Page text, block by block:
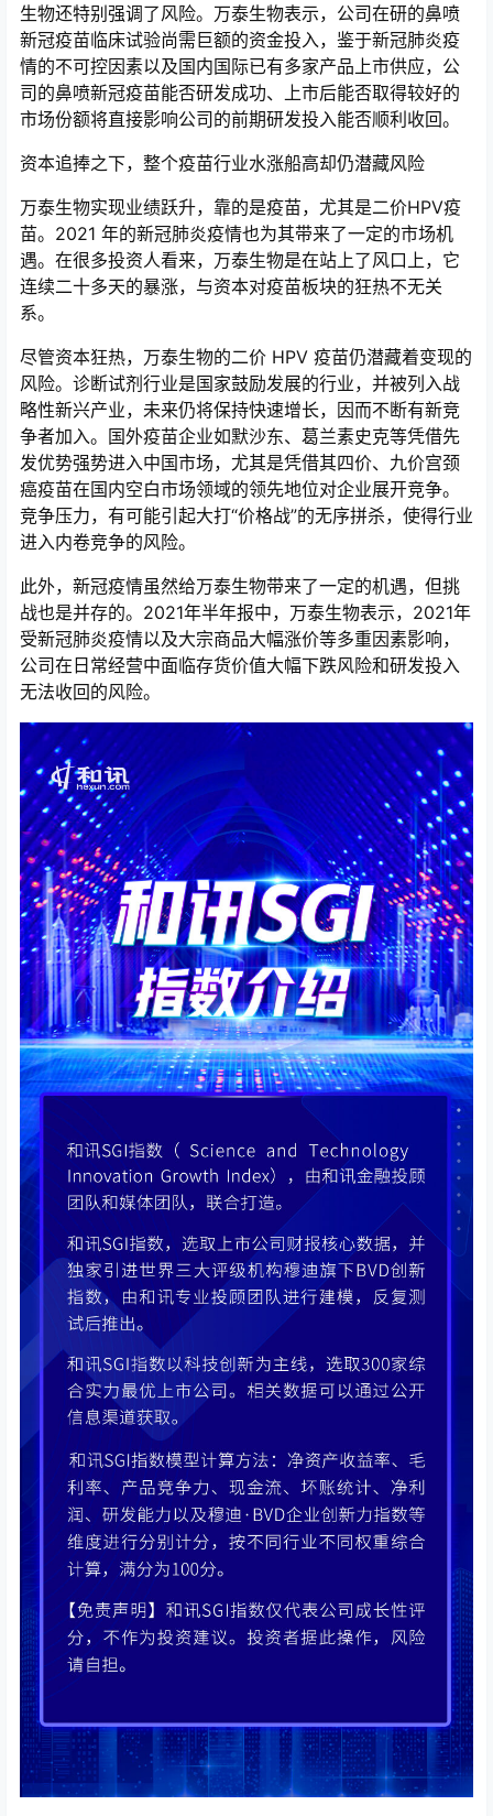
生物还特别强调了风险。万泰生物表示，公司在研的鼻喷
新冠疫苗临床试验尚需巨额的资金投入，鉴于新冠肺炎疫
情的不可控因素以及国内国际已有多家产品上市供应，公
司的鼻喷新冠疫苗能否研发成功、上市后能否取得较好的
市场份额将直接影响公司的前期研发投入能否顺利收回。
资本追捧之下，整个疫苗行业水涨船高却仍潜藏风险
万泰生物实现业绩跃升，靠的是疫苗，尤其是二价HPV疫
苗。2021 年的新冠肺炎疫情也为其带来了一定的市场机
遇。在很多投资人看来，万泰生物是在站上了风口上，它
连续二十多天的暴涨，与资本对疫苗板块的狂热不无关
系。
尽管资本狂热，万泰生物的二价 HPV 疫苗仍潜藏着变现的
风险。诊断试剂行业是国家鼓励发展的行业，并被列入战
略性新兴产业，未来仍将保持快速增长，因而不断有新竞
争者加入。国外疫苗企业如默沙东、葛兰素史克等凭借先
发优势强势进入中国市场，尤其是凭借其四价、九价宫颈
癌疫苗在国内空白市场领域的领先地位对企业展开竞争。
竞争压力，有可能引起大打“价格战”的无序拼杀，使得行业
进入内卷竞争的风险。
此外，新冠疫情虽然给万泰生物带来了一定的机遇，但挑
战也是并存的。2021年半年报中，万泰生物表示，2021年
受新冠肺炎疫情以及大宗商品大幅涨价等多重因素影响，
公司在日常经营中面临存货价值大幅下跌风险和研发投入
无法收回的风险。